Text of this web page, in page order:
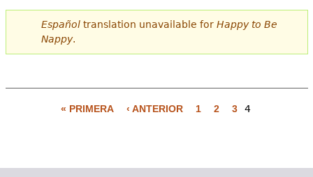
Españoltranslation unavailable for Happy to Be
Nappy.
g
« PRIMERA ‹ ANTERIOR 1 2 3 4